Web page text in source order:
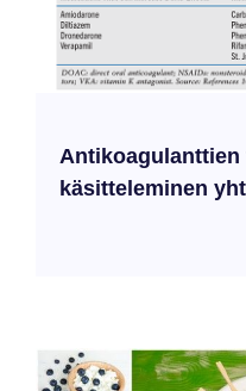
Trulance (plekanatidi)
lääkettä, joita voidaan
nopeuttaa ruoan